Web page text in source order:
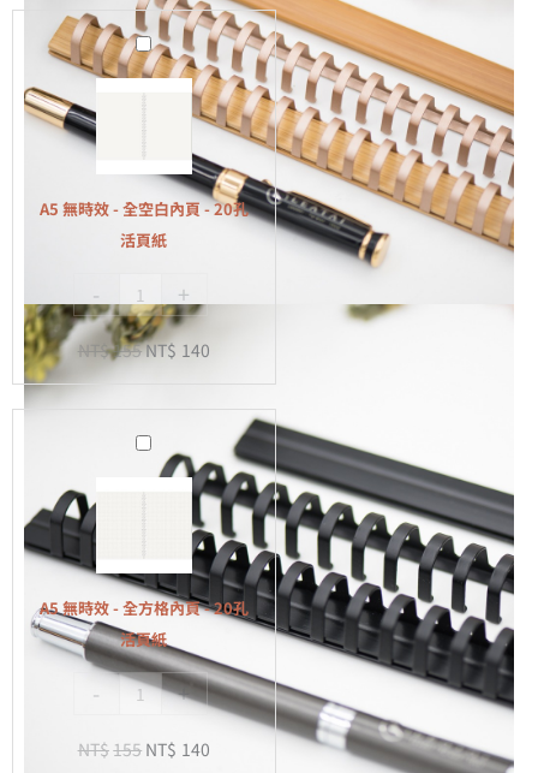
A5
無
效
-
全
空
內
頁
-
活
A5 無時效 - 全空白內頁 - 20孔
活頁紙
- +
NT$155NT$ 140
A5
效
-
全
方
格
內
-
A5 無時效 - 全方格內頁 - 20孔
活頁紙
- +
NT$155 NT$ 140